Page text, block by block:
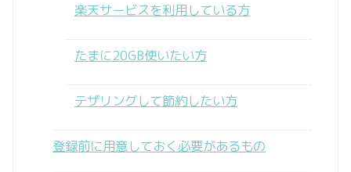
楽天サービスを利用している方
たまに20GB使いたい方
テザリングして節約したい方
登録前に用意しておく必要があるもの